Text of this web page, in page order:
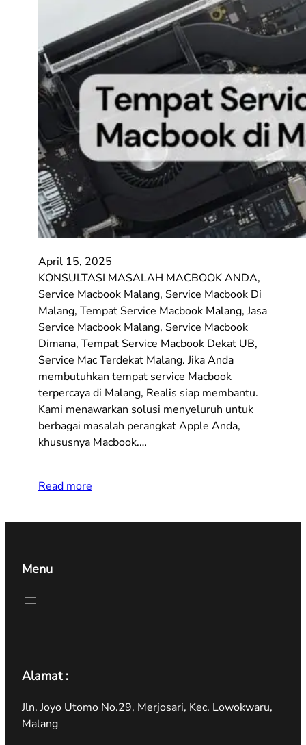
April 15, 2025
KONSULTASI MASALAH MACBOOK ANDA,
Service Macbook Malang, Service Macbook Di
Malang, Tempat Service Macbook Malang, Jasa
Service Macbook Malang, Service Macbook
Dimana, Tempat Service Macbook Dekat UB,
Service Mac Terdekat Malang. Jika Anda
membutuhkan tempat service Macbook
terpercaya di Malang, Realis siap membantu.
Kami menawarkan solusi menyeluruh untuk
berbagai masalah perangkat Apple Anda,
khususnya Macbook.…
Read more
Menu
Alamat :
Jln. Joyo Utomo No.29, Merjosari, Kec. Lowokwaru,
Malang